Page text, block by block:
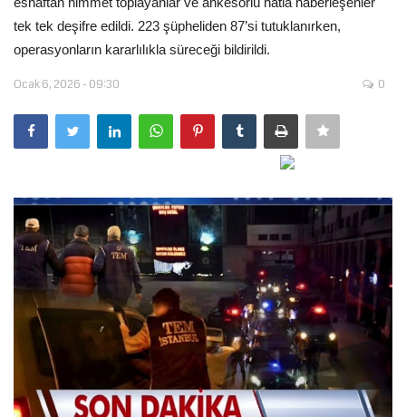
Şanlıurfa
Eğitim
Spor
Tekno Bilim
Ekonomi
Siyaset
Galeriler
Yaşam
tek tek deşifre edildi. 223 şüpheliden 87’si tutuklanırken,
operasyonların kararlılıkla süreceği bildirildi.
Ocak 6, 2026 - 09:30 0